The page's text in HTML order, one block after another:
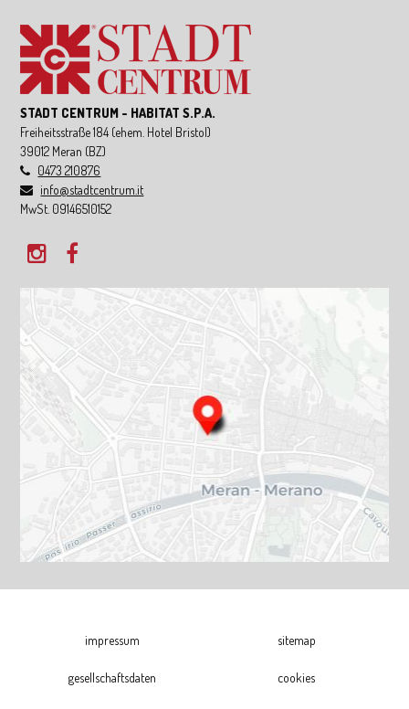
STADT CENTRUM - HABITAT S.P.A.
Freiheitsstraße 184 (ehem. Hotel Bristol)
39012 Meran (BZ)
0473 210876
info@stadtcentrum.it
MwSt. 09146510152
impressum sitemap
gesellschaftsdaten cookies